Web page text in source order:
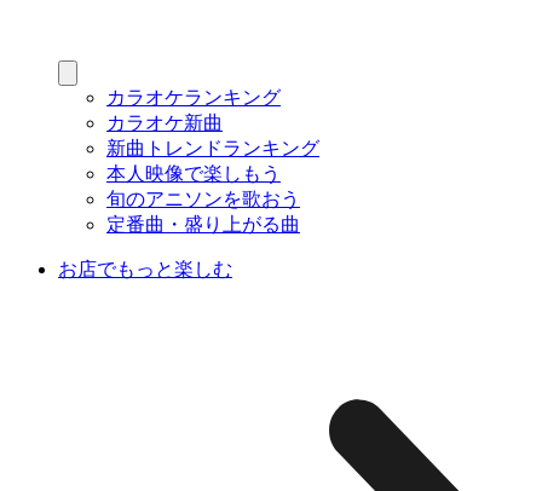
カラオケランキング
カラオケ新曲
新曲トレンドランキング
本人映像で楽しもう
旬のアニソンを歌おう
定番曲・盛り上がる曲
お店でもっと楽しむ